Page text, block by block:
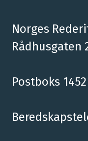
Norges
Rådhusgaten
Postboks